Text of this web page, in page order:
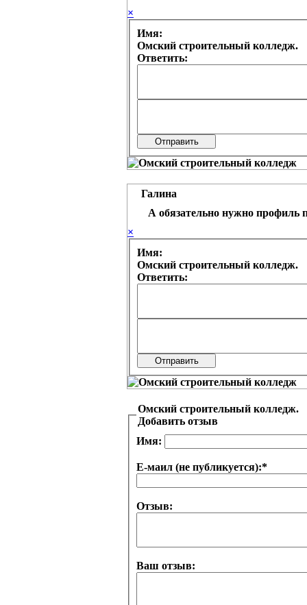
×
Имя:
Омский строительный колледж.
Ответить:
Галина
А обязательно нужно профиль
×
Имя:
Омский строительный колледж.
Ответить:
Омский строительный колледж.
Добавить отзыв
Имя:
Е-маил (не публикуется):*
Отзыв:
Ваш отзыв: